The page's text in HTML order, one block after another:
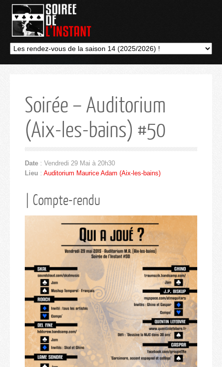
Soirée – Auditorium
(Aix-les-bains) #50
Date : Vendredi 29 Mai à 20h30
Lieu : Auditorium Maurice Adam (Aix-les-bains)
| Compte-rendu